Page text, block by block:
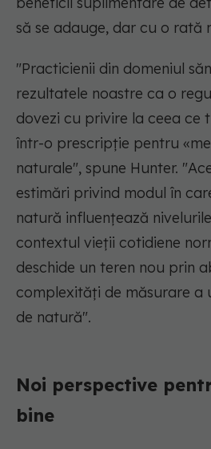
să se adauge, dar cu o rată
"Practicienii din domeniul
rezultatele noastre ca o
dovezi cu privire la ceea ce
într-o prescripție pentru
naturale", spune Hunter.
estimări privind modul în
natură influențează
contextul vieții cotidiene
deschide un teren nou prin
complexități de măsurare a
de natură".
Noi perspective
bine